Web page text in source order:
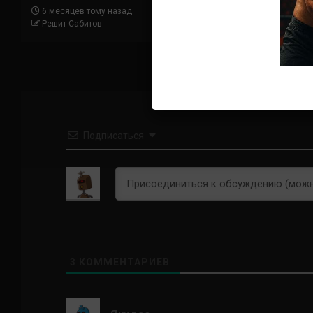
6 месяцев тому назад
Решит Сабитов
Решит Сабитов